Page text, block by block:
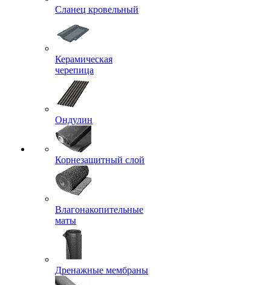
Сланец кровельный
Керамическая
черепица
Ондулин
Корнезащитный слой
Влагонакопительные
маты
Дренажные мембраны